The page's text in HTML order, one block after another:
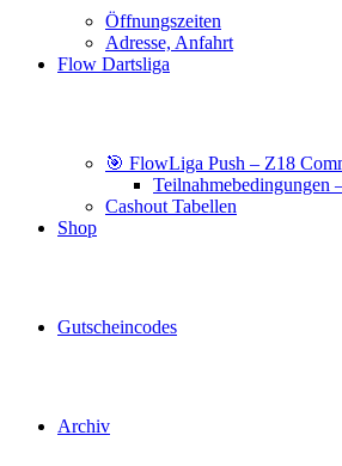
Öffnungszeiten
Adresse, Anfahrt
Flow Dartsliga
🎯 FlowLiga Push – Z18
Teilnahmebedingungen
Cashout Tabellen
Shop
Gutscheincodes
Archiv